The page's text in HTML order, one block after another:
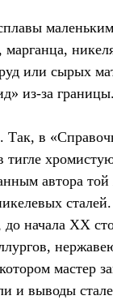
или сырых
из-за
в
автора
начала ХХ
мастер
и выводы